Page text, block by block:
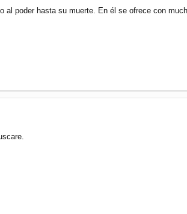
poder hasta su muerte. En él se ofrece con